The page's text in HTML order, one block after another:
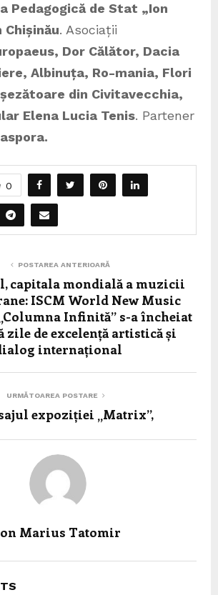
Pedagogică de Stat „Ion
Chișinău. Asociații
Dor Călător, Dacia
Albinuța, Ro-mania, Flori
din Civitavecchia,
Elena Lucia Tenis. Partener
0
POSTAREA ANTERIOARĂ
capitala mondială a muzicii
ISCM World New Music
„Columna Infinită” s-a încheiat
zile de excelență artistică și
internațional
URMĂTOAREA POSTARE
expoziției „Matrix”,
Marius Tatomir